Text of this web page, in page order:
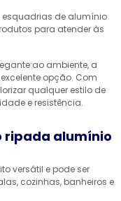
esquadrias de alumínio
para atender às
ao ambiente, a
opção. Com
qualquer estilo de
e resistência.
ripada alumínio
versátil e pode ser
cozinhas, banheiros e